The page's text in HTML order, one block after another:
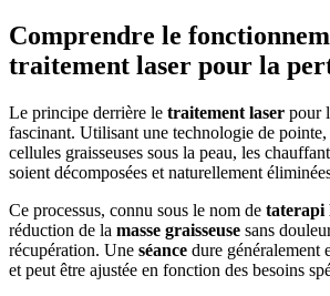
Comprendre le
traitement laser pour la
Le principe derrière le traitement laser pour
fascinant. Utilisant une technologie de
cellules graisseuses sous la peau, les
soient décomposées et naturellement
Ce processus, connu sous le nom de taterapi
réduction de la masse graisseuse sans
récupération. Une séance dure généralement
et peut être ajustée en fonction des besoins